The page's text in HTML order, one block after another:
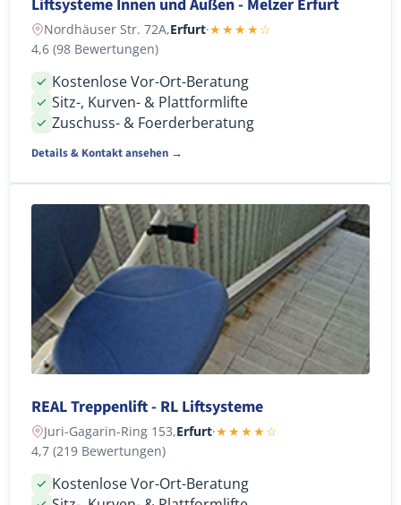
Liftsysteme Innen und Außen - Melzer Erfurt
Nordhäuser Str. 72A,Erfurt·★★★★☆
4,6 (98 Bewertungen)
Kostenlose Vor-Ort-Beratung
Sitz-, Kurven- & Plattformlifte
Zuschuss- & Foerderberatung
Details & Kontakt ansehen →
REAL Treppenlift - RL Liftsysteme
Juri-Gagarin-Ring 153,Erfurt·★★★★☆
4,7 (219 Bewertungen)
Kostenlose Vor-Ort-Beratung